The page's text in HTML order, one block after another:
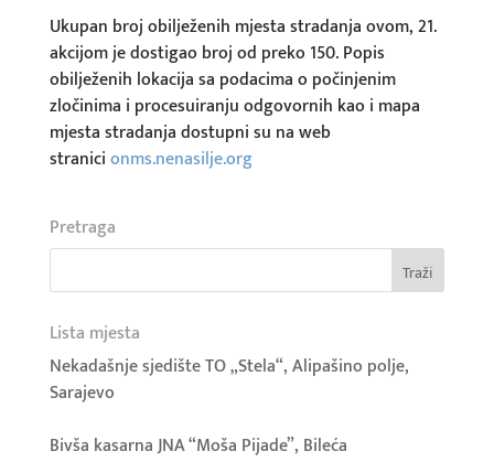
Ukupan broj obilježenih mjesta stradanja ovom, 21.
akcijom je dostigao broj od preko 150. Popis
obilježenih lokacija sa podacima o počinjenim
zločinima i procesuiranju odgovornih kao i mapa
mjesta stradanja dostupni su na web
stranicionms.nenasilje.org
Pretraga
Lista mjesta
Nekadašnje sjedište TO „Stela“, Alipašino polje,
Sarajevo
Bivša kasarna JNA “Moša Pijade”, Bileća